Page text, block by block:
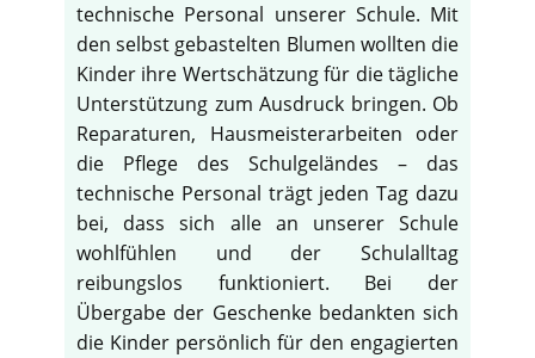
technische Personal unserer Schule. Mit
den selbst gebastelten Blumen wollten die
Kinder ihre Wertschätzung für die tägliche
Unterstützung zum Ausdruck bringen. Ob
Reparaturen, Hausmeisterarbeiten oder
die Pflege des Schulgeländes – das
technische Personal trägt jeden Tag dazu
bei, dass sich alle an unserer Schule
wohlfühlen und der Schulalltag
reibungslos funktioniert. Bei der
Übergabe der Geschenke bedankten sich
die Kinder persönlich für den engagierten